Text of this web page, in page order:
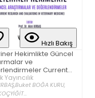
Hızlı Bakış
Hekimlikte Güncel
ve
Current
and Evaluations In
Medicine
Yayıncılık
Buket BOĞA KURU,